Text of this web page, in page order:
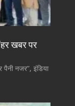
खबर पर
पैनी नजर”, इंडिया